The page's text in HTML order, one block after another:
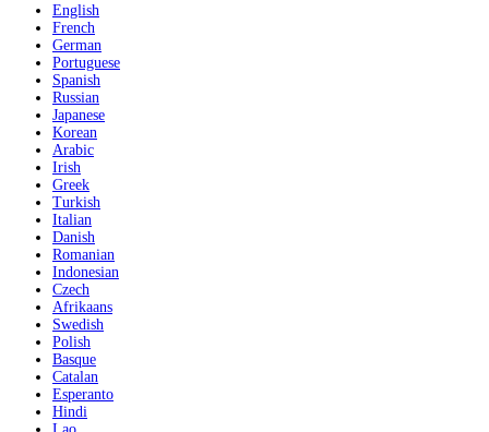
English
French
German
Portuguese
Spanish
Russian
Japanese
Korean
Arabic
Irish
Greek
Turkish
Italian
Danish
Romanian
Indonesian
Czech
Afrikaans
Swedish
Polish
Basque
Catalan
Esperanto
Hindi
Lao